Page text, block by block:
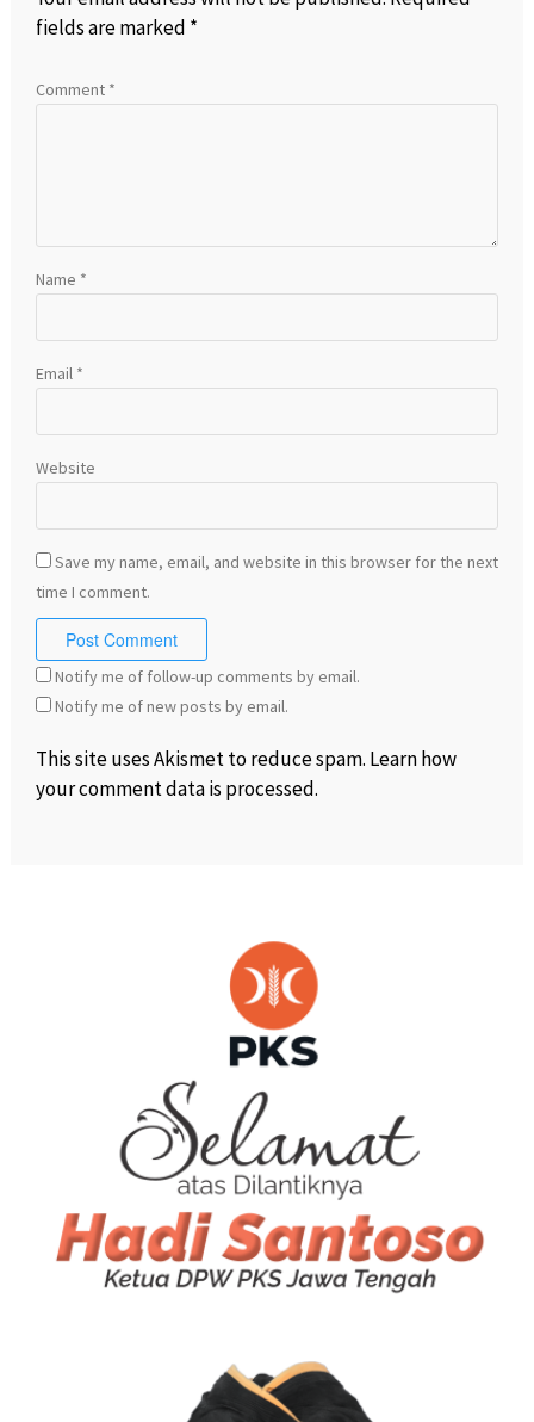
fields are marked *
Comment *
Name *
Email *
Website
Save my name, email, and website in this browser for the next
time I comment.
Notify me of follow-up comments by email.
Notify me of new posts by email.
This site uses Akismet to reduce spam. Learn how
your comment data is processed.